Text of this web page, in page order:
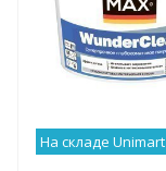
На складе Unimart